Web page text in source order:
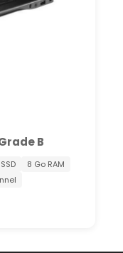
B
8 Go RAM